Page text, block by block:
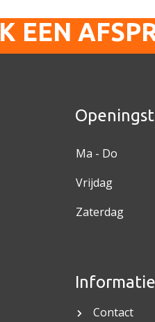
EEN
Ma - Do
Vrijdag
Zaterdag
Informatie
Contact